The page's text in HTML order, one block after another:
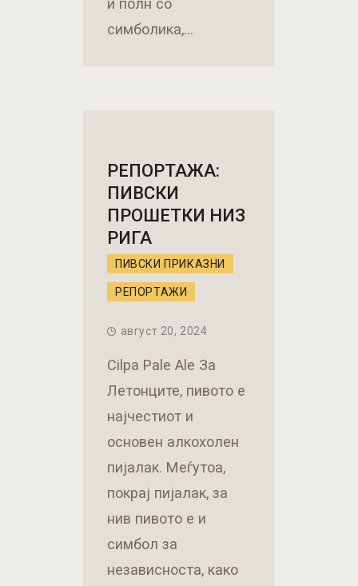
и полн со
симболика,…
РЕПОРТАЖА:
ПИВСКИ
ПРОШЕТКИ НИЗ
РИГА
ПИВСКИ ПРИКАЗНИ
РЕПОРТАЖИ
август 20, 2024
Cilpa Pale Ale За
Летонците, пивото е
најчестиот и
основен алкохолен
пијалак. Меѓутоа,
покрај пијалак, за
нив пивото е и
симбол за
независноста, како